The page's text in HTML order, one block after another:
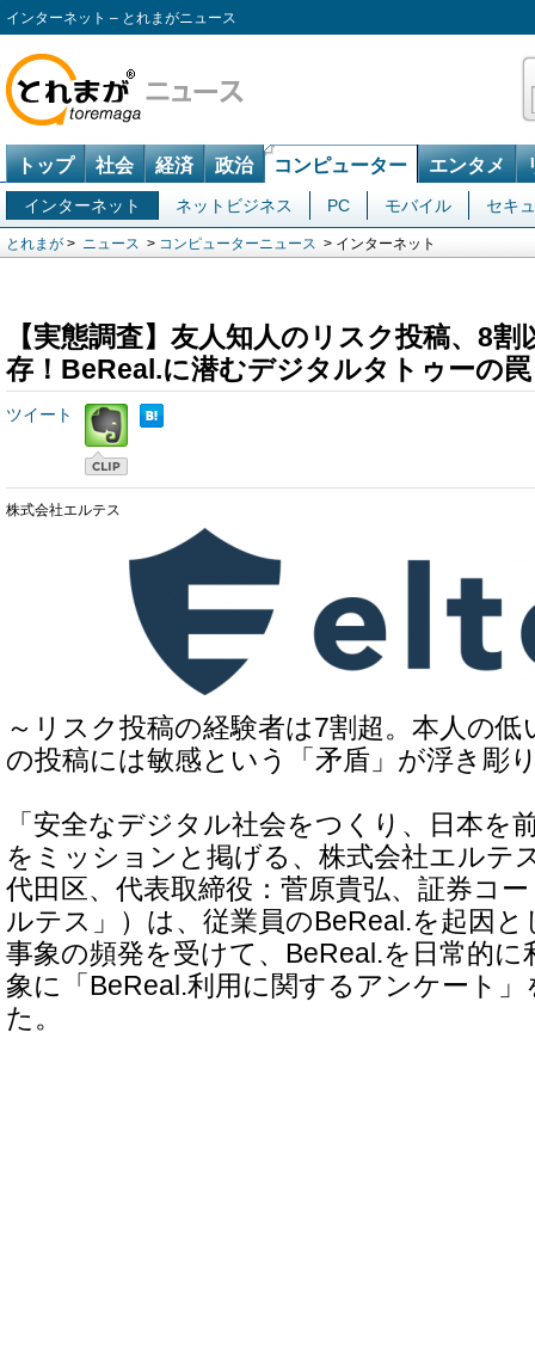
インターネット – とれまがニュース
トップ 社会 経済 政治 コンピューター エンタメ
インターネット ネットビジネス PC モバイル セキ
とれまが > ニュース > コンピューターニュース > インターネット
【実態調査】友人知人のリスク投稿、8
存！BeReal.に潜むデジタルタトゥーの罠
ツイート
株式会社エルテス
～リスク投稿の経験者は7割超。本人の
の投稿には敏感という「矛盾」が浮き彫
「安全なデジタル社会をつくり、日本を
をミッションと掲げる、株式会社エルテ
代田区、代表取締役：菅原貴弘、証券コ
ルテス」）は、従業員のBeReal.を起因
事象の頻発を受けて、BeReal.を日常的に
象に「BeReal.利用に関するアンケート
た。